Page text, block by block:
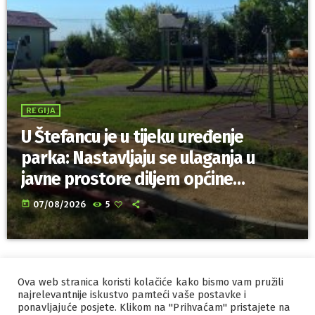
REGIJA
U Štefancu je u tijeku uređenje
parka: Nastavljaju se ulaganja u
javne prostore diljem općine
Trnovec Bartolovečki
today 07/08/2026 5
IZRADA I HOSTINGORBIS
MARKETING
Ova web stranica koristi kolačiće kako bismo vam pružili
najrelevantnije iskustvo pamteći vaše postavke i
ponavljajuće posjete. Klikom na "Prihvaćam" pristajete na